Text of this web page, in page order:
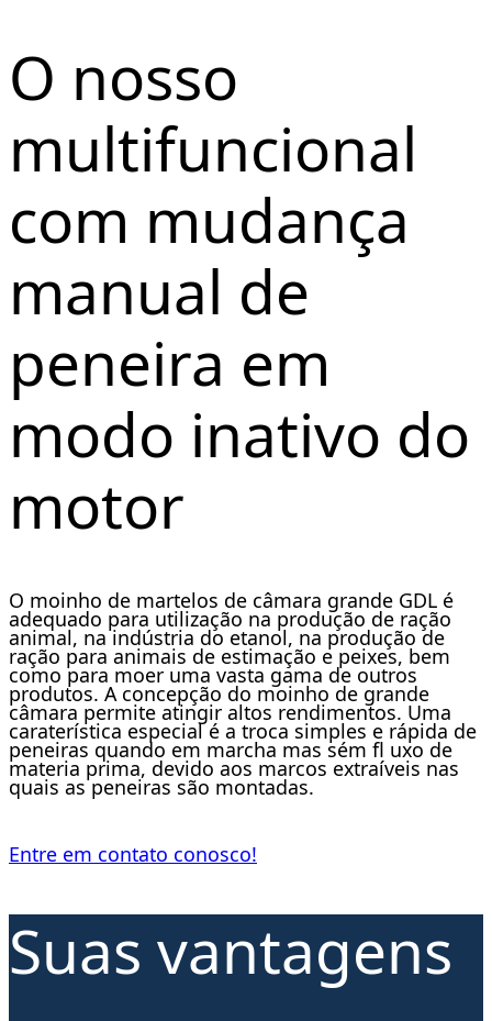
O nosso
multifuncional
com mudança
manual de
peneira em
modo inativo do
motor
O moinho de martelos de câmara grande GDL é
adequado para utilização na produção de ração
animal, na indústria do etanol, na produção de
ração para animais de estimação e peixes, bem
como para moer uma vasta gama de outros
produtos. A concepção do moinho de grande
câmara permite atingir altos rendimentos. Uma
caraterística especial é a troca simples e rápida de
peneiras quando em marcha mas sém fl uxo de
materia prima, devido aos marcos extraíveis nas
quais as peneiras são montadas.
Entre em contato conosco!
Suas vantagens